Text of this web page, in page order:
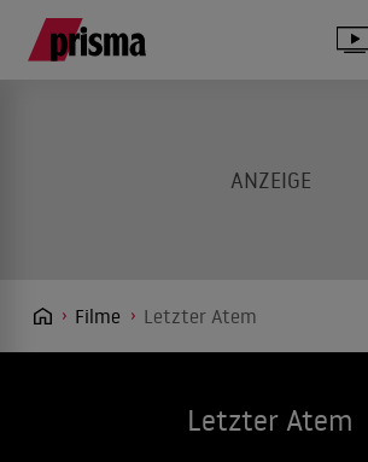
Filme Letzter Atem
Letzter Atem